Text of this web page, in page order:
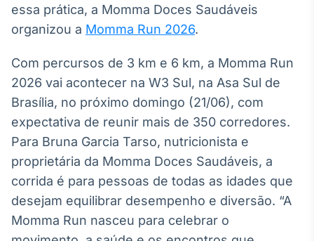
Broadcast
Datafeed
conteúdos e
dados
Broadcast
Ticker
Cotações e
headlines de
Broadcast
Widgets
essa prática, a Momma Doces Saudáveis
organizou a Momma Run 2026.
Com percursos de 3 km e 6 km, a Momma Run
2026 vai acontecer na W3 Sul, na Asa Sul de
Brasília, no próximo domingo (21/06), com
expectativa de reunir mais de 350 corredores.
Para Bruna Garcia Tarso, nutricionista e
proprietária da Momma Doces Saudáveis, a
corrida é para pessoas de todas as idades que
desejam equilibrar desempenho e diversão. “A
Momma Run nasceu para celebrar o